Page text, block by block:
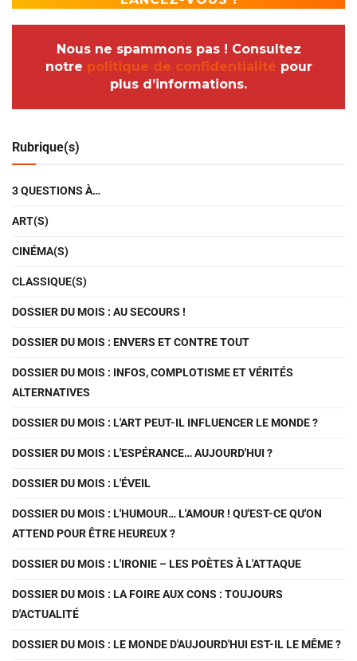
Nous ne spammons pas ! Consultez
notre politique de confidentialité pour
plus d’informations.
Rubrique(s)
3 QUESTIONS À…
ART(S)
CINÉMA(S)
CLASSIQUE(S)
DOSSIER DU MOIS : AU SECOURS !
DOSSIER DU MOIS : ENVERS ET CONTRE TOUT
DOSSIER DU MOIS : INFOS, COMPLOTISME ET VÉRITÉS
ALTERNATIVES
DOSSIER DU MOIS : L'ART PEUT-IL INFLUENCER LE MONDE ?
DOSSIER DU MOIS : L'ESPÉRANCE… AUJOURD'HUI ?
DOSSIER DU MOIS : L'ÉVEIL
DOSSIER DU MOIS : L'HUMOUR… L'AMOUR ! QU'EST-CE QU'ON
ATTEND POUR ÊTRE HEUREUX ?
DOSSIER DU MOIS : L'IRONIE – LES POÈTES À L'ATTAQUE
DOSSIER DU MOIS : LA FOIRE AUX CONS : TOUJOURS
D'ACTUALITÉ
DOSSIER DU MOIS : LE MONDE D'AUJOURD'HUI EST-IL LE MÊME ?